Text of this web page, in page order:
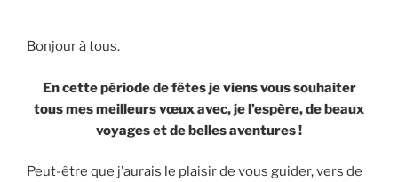
Bonjour à tous.
En cette période de fêtes je viens vous souhaiter
tous mes meilleurs vœux avec, je l’espère, de beaux
voyages et de belles aventures !
Peut-être que j’aurais le plaisir de vous guider, vers de